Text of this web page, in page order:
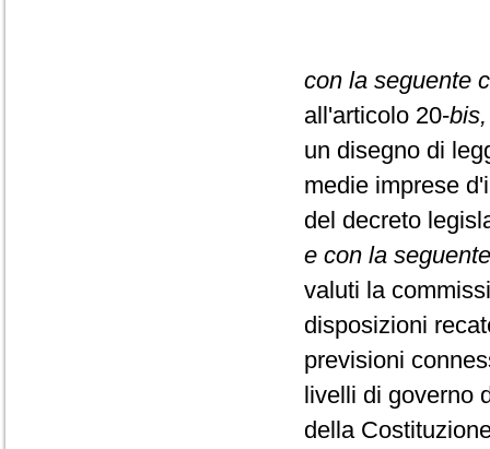
con la seguente
all'articolo 20-bis,
un disegno di
medie imprese
del decreto
e con la
valuti la
disposizioni
previsioni
livelli di governo
della